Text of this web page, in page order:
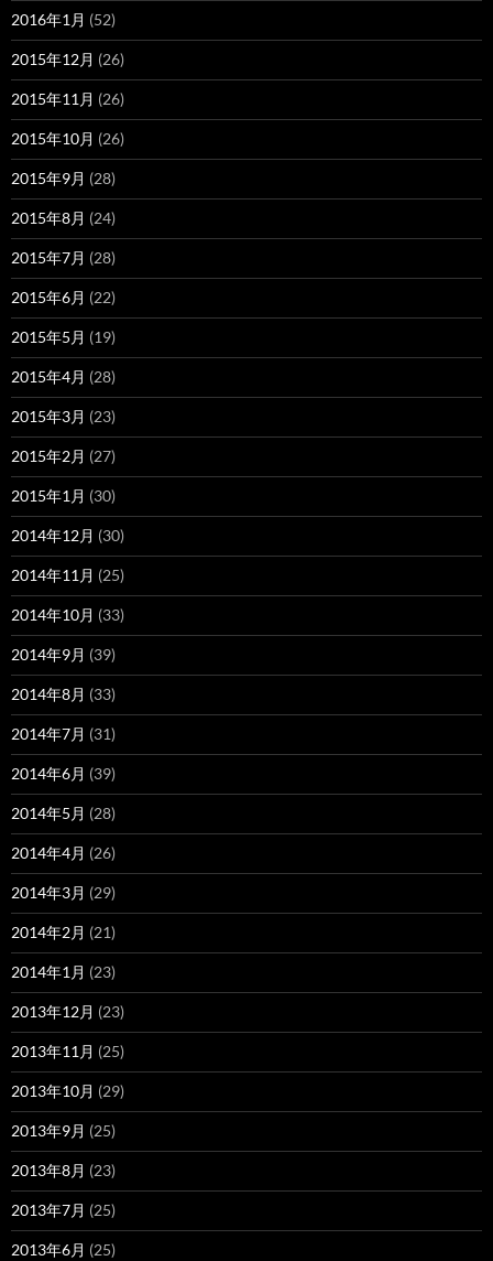
2016年1月 (52)
2015年12月 (26)
2015年11月 (26)
2015年10月 (26)
2015年9月 (28)
2015年8月 (24)
2015年7月 (28)
2015年6月 (22)
2015年5月 (19)
2015年4月 (28)
2015年3月 (23)
2015年2月 (27)
2015年1月 (30)
2014年12月 (30)
2014年11月 (25)
2014年10月 (33)
2014年9月 (39)
2014年8月 (33)
2014年7月 (31)
2014年6月 (39)
2014年5月 (28)
2014年4月 (26)
2014年3月 (29)
2014年2月 (21)
2014年1月 (23)
2013年12月 (23)
2013年11月 (25)
2013年10月 (29)
2013年9月 (25)
2013年8月 (23)
2013年7月 (25)
2013年6月 (25)